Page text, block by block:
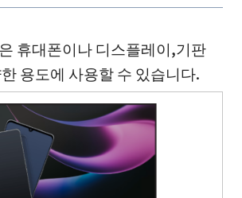
휴대폰이나 디스플레이,기판
용도에 사용할 수 있습니다.